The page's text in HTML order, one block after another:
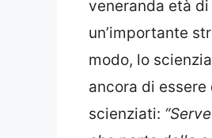
veneranda età
un’importante
modo, lo
ancora di
scienziati: